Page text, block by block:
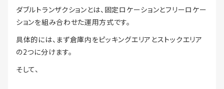
ダブルトランザクションとは、固定ロケーションとフリーロケー
ションを組み合わせた運用方式です。
具体的には、まず倉庫内をピッキングエリアとストックエリア
の2つに分けます。
そして、